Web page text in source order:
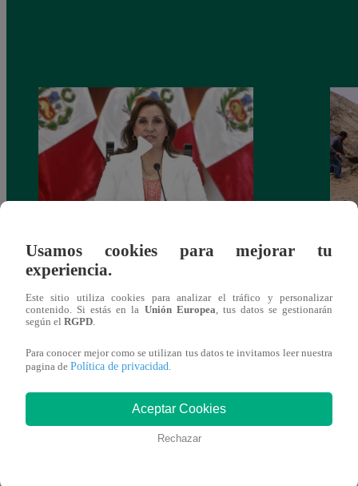
salario presidencial se aplique desde 2026
También te puede
interesar
Usamos cookies para mejorar tu
experiencia.
Este sitio utiliza cookies para analizar el tráfico y personalizar
contenido. Si estás en la Unión Europea , tus datos se gestionarán
según el RGPD
Para conocer mejor como se utilizan tus datos te invitamos leer nuestra
pagina de Política de privacidad
Aceptar Cookies
Rechazar